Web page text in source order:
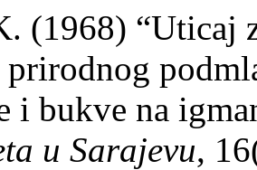
(1968) “Uticaj
i bukve na
u Sarajevu,